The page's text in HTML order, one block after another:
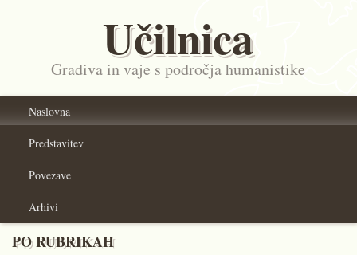
Učilnica
Gradiva in vaje s področja humanistike
Naslovna
Predstavitev
Povezave
Arhivi
PO RUBRIKAH